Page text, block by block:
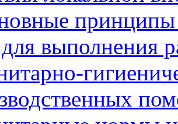
принципы
выполнения